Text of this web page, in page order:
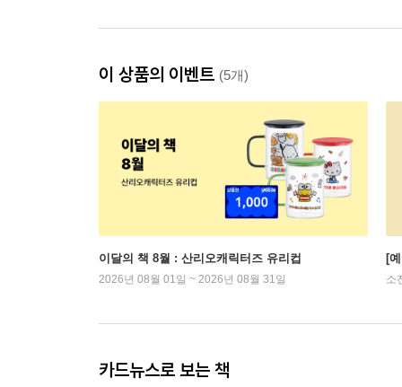
이 상품의 이벤트 (5개)
이달의 책 8월 : 산리오캐릭터즈 유리컵
2026년 08월 01일 ~ 2026년 08월 31일
[
소
카드뉴스로 보는 책